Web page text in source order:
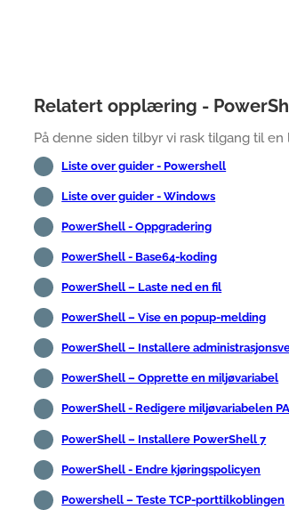
Relatert opplæring -
På denne siden tilbyr vi rask tilgang til
Liste over guider - Powershell
Liste over guider - Windows
PowerShell - Oppgradering
PowerShell - Base64-koding
PowerShell – Laste ned en fil
PowerShell – Vise en popup-melding
PowerShell – Installere
PowerShell – Opprette en miljøvariabel
PowerShell - Redigere miljøvariabelen
PowerShell – Installere PowerShell 7
PowerShell - Endre kjøringspolicyen
Powershell – Teste TCP-porttilkoblingen